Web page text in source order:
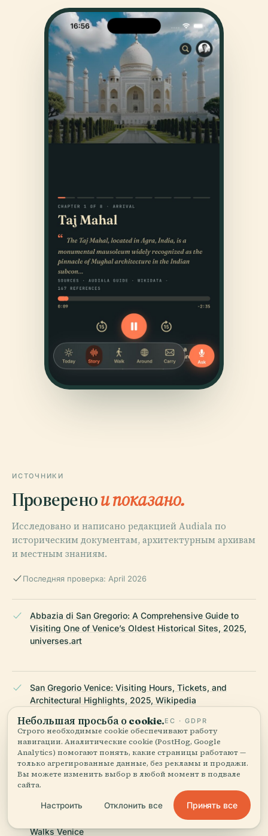
ИСТОЧНИКИ
Проверенои показано.
Исследовано и написано редакцией Audiala по
историческим документам, архитектурным архивам
и местным знаниям.
Последняя проверка: April 2026
Abbazia di San Gregorio: A Comprehensive Guide to
Visiting One of Venice’s Oldest Historical Sites, 2025,
universes.art
San Gregorio Venice: Visiting Hours, Tickets, and
Architectural Highlights, 2025, Wikipedia
San Gregorio Venice: A Visitor’s Guide to History, Art &
Cultural Legacy, 2025, Wikipedia
San Gregorio Venice Visiting Hours, Tickets & Travel
Guide: Explore This Historic Venice Site, 2025, History
Walks Venice
Небольшая просьба о cookie.ЕС · GDPR
Строго необходимые cookie обеспечивают работу
навигации. Аналитические cookie (PostHog, Google
Analytics) помогают понять, какие страницы работают —
только агрегированные данные, без рекламы и продажи.
Вы можете изменить выбор в любой момент в подвале
сайта.
Настроить Отклонить все Принять все